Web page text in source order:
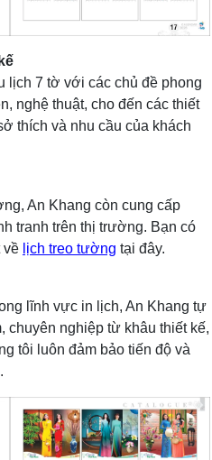
lịch 7 tờ với các chủ đề phong
nghệ thuật, cho đến các thiết
thích và nhu cầu của khách
An Khang còn cung cấp
tranh trên thị trường. Bạn có
về lịch treo tường tại đây.
lĩnh vực in lịch, An Khang tự
chuyên nghiệp từ khâu thiết kế,
tôi luôn đảm bảo tiến độ và